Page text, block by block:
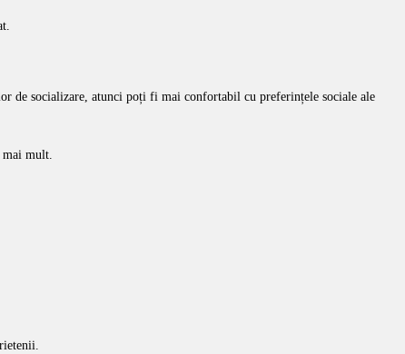
de socializare, atunci poți fi mai confortabil cu preferințele sociale ale
mai mult.